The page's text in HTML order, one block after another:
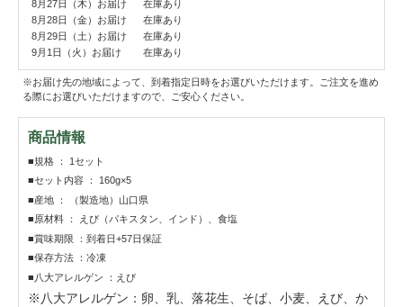
8月27日（木）お届け
在庫あり
8月28日（金）お届け
在庫あり
8月29日（土）お届け
在庫あり
9月1日（火）お届け
在庫あり
※お届け先の地域によって、到着指定日時をお選びいただけます。ご注文を進め
る際にお選びいただけますので、ご安心ください。
商品情報
■規格 ： 1セット
■セット内容 ： 160g×5
■産地 ： （製造地）山口県
■原材料 ： えび（パキスタン、インド）、食塩
■賞味期限 ：到着日+57日保証
■保存方法 ：冷凍
■八大アレルゲン ：えび
※八大アレルゲン：卵、乳、落花生、そば、小麦、えび、か